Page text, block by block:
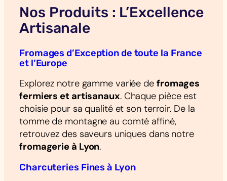
Nos Produits : L’Excellence
Artisanale
Fromages d’Exception de toute la France
et l’Europe
Explorez notre gamme variée de fromages
fermiers et artisanaux. Chaque pièce est
choisie pour sa qualité et son terroir. De la
tomme de montagne au comté affiné,
retrouvez des saveurs uniques dans notre
fromagerie à Lyon.
Charcuteries Fines à Lyon